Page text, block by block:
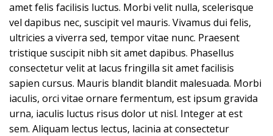
amet felis facilisis luctus. Morbi velit nulla, scelerisque
vel dapibus nec, suscipit vel mauris. Vivamus dui felis,
ultricies a viverra sed, tempor vitae nunc. Praesent
tristique suscipit nibh sit amet dapibus. Phasellus
consectetur velit at lacus fringilla sit amet facilisis
sapien cursus. Mauris blandit blandit malesuada. Morbi
iaculis, orci vitae ornare fermentum, est ipsum gravida
urna, iaculis luctus risus dolor ut nisl. Integer at est
sem. Aliquam lectus lectus, lacinia at consectetur